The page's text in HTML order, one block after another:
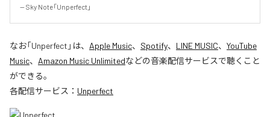
-- Sky Note「Unperfect」
なお「Unperfect 」は、 Apple Music、 Spotify、 LINE MUSIC、 YouTube
Music、 Amazon Music Unlimitedなどの音楽配信サービスで聴くこと
ができる。
各配信サービス： Unperfect